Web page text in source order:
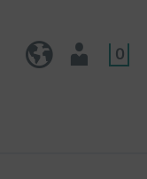
0